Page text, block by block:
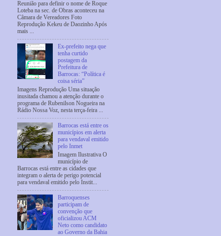
Reunião para definir o nome de Roque
Loteba na sec. de Obras aconteceu na
Câmara de Vereadores Foto
Reprodução Kekeu de Daozinho Após
mais ...
Ex-prefeito nega que
tenha curtido
postagem da
Prefeitura de
Barrocas: “Política é
coisa séria”
Imagens Reprodução Uma situação
inusitada chamou a atenção durante o
programa de Rubenilson Nogueira na
Rádio Nossa Voz, nesta terça-feira ...
Barrocas está entre os
municípios em alerta
para vendaval emitido
pelo Inmet
Imagem Ilustrativa O
município de
Barrocas está entre as cidades que
integram o alerta de perigo potencial
para vendaval emitido pelo Instit...
Barroquenses
participam de
convenção que
oficializou ACM
Neto como candidato
ao Governo da Bahia